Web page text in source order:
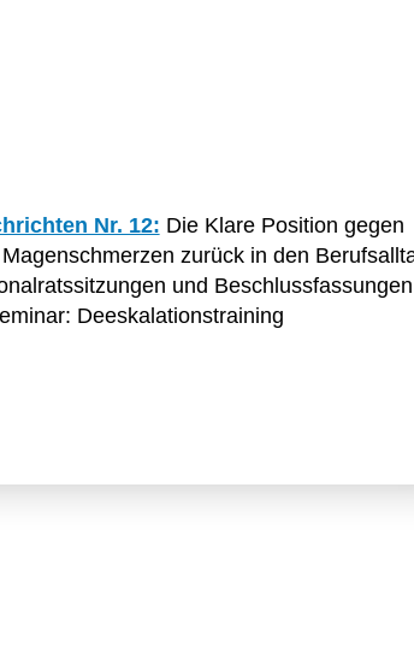
Nr. 12: Die Klare Position gegen
zurück in den
und
Deeskalationstraining